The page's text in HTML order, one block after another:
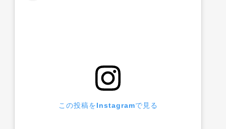
この投稿をInstagramで見る